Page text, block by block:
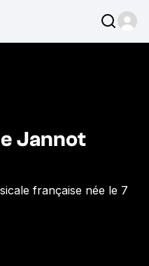
Jannot
française née le 7